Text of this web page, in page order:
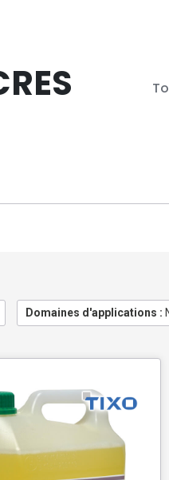
Domaines d'applications :